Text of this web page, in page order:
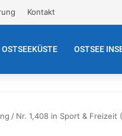
Kontakt
OSTSEEKÜSTE OSTSEE
/ Nr. 1,408 in Sport & Freizeit